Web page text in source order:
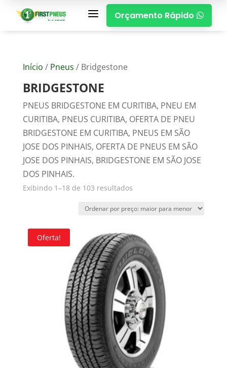
a Orçamento Rápido 
Início / Pneus / Bridgestone
BRIDGESTONE
PNEUS BRIDGESTONE EM CURITIBA, PNEU EM
CURITIBA, PNEUS CURITIBA, OFERTA DE PNEU
BRIDGESTONE EM CURITIBA, PNEUS EM SÃO
JOSE DOS PINHAIS, OFERTA DE PNEUS EM SÃO
JOSE DOS PINHAIS, BRIDGESTONE EM SÃO JOSE
DOS PINHAIS.
Exibindo 1–18 de 103 resultados
Oferta!